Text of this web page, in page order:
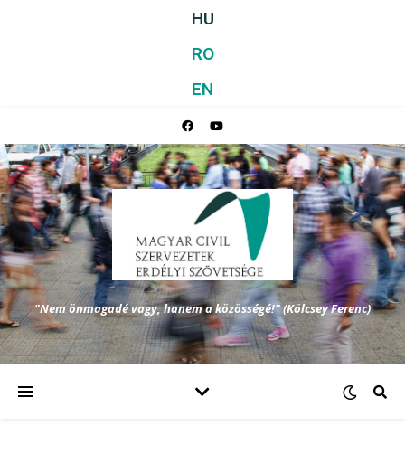
HU
RO
EN
"Nem önmagadé vagy, hanem a közösségé!" (Kölcsey Ferenc)